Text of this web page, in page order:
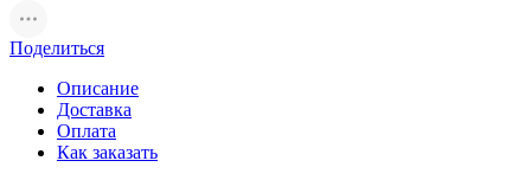
Поделиться
Описание
Доставка
Оплата
Как заказать